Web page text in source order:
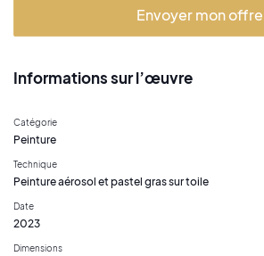
Envoyer mon offre
Informations sur l’œuvre
Catégorie
Peinture
Technique
Peinture aérosol et pastel gras sur toile
Date
2023
Dimensions